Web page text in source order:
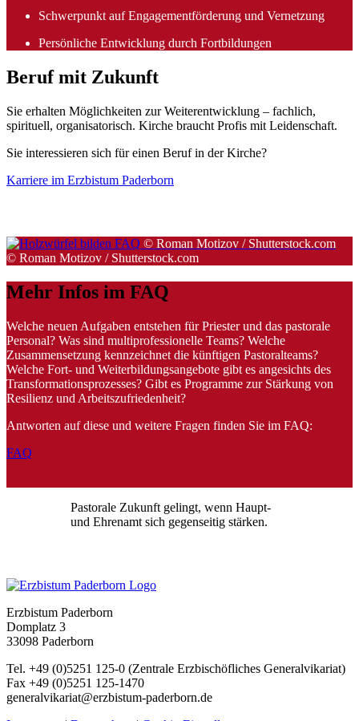
Schwerpunkt auf Engagementförderung und Vernetzung
Persönliche Entwicklung durch Fortbildungen
Berufmit Zukunft
Sie erhalten Möglichkeiten zur Weiterentwicklung – fachlich,
spirituell, organisatorisch. Kirche braucht Profis mit Leidenschaft.
Sie interessieren sich für einen Beruf in der Kirche?
Karriere im Erzbistum Paderborn
© Roman Motizov / Shutterstock.com
© Roman Motizov / Shutterstock.com
Mehr Infos im FAQ
Welche neuen Aufgaben entstehen für Priester und das pastorale
Personal? Was sind multiprofessionelle Teams? Welche
Zusammensetzung kennzeichnet die künftigen Pastoralteams?
Welche Fort- und Weiterbildungsangebote gibt es angesichts des
Transformationsprozesses? Gibt es Programme zur Stärkung von
Resilienz und Arbeitszufriedenheit?
Antworten auf diese und weitere Fragen finden Sie im FAQ:
FAQ
Pastorale Zukunft gelingt, wenn Haupt-
und Ehrenamt sich gegenseitig stärken.
Erzbistum Paderborn
Domplatz 3
33098 Paderborn
Tel. +49 (0)5251 125-0 (Zentrale Erzbischöfliches Generalvikariat)
Fax +49 (0)5251 125-1470
generalvikariat@erzbistum-paderborn.de